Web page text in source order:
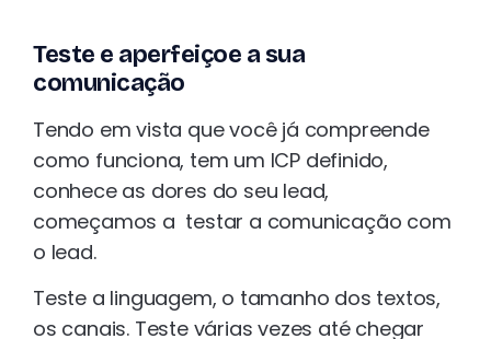
Teste e aperfeiçoe a sua
comunicação
Tendo em vista que você já compreende
como funciona, tem um ICP definido,
conhece as dores do seu lead,
começamos a testar a comunicação com
o lead.
Teste a linguagem, o tamanho dos textos,
os canais. Teste várias vezes até chegar